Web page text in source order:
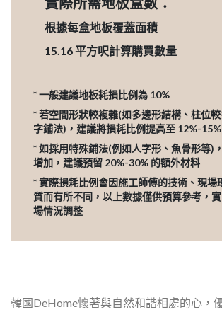
根據每盒地板覆蓋面積
15.16平方呎計算購買數量
* 一般建議地板耗損比例為 10%
* 若空間形狀較複雜(如多邊形結構、柱位
字鋪法)，建議將損耗比例提高至 12%-15%
* 如採用特殊鋪法(例如人字形、魚骨形等)
增加，建議預留 20%-30% 的額外材料
* 實際損耗比例會因施工師傅的技術、現場
質而有所不同，以上數據僅供預算參考，
場情況調整
韓國DeHome懷著與自然和諧相處的心，